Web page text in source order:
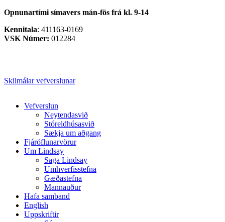
Opnunartími símavers mán-fös frá kl. 9-14
Kennitala: 411163-0169
VSK Númer: 012284
Skilmálar vefverslunar
Close
Vefverslun
Neytendasvið
Stóreldhúsasvið
Sækja um aðgang
Fjáröflunarvörur
Um Lindsay
Saga Lindsay
Umhverfisstefna
Gæðastefna
Mannauður
Hafa samband
English
Uppskriftir